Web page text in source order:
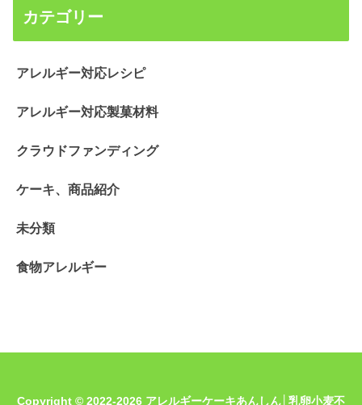
カテゴリー
アレルギー対応レシピ
アレルギー対応製菓材料
クラウドファンディング
ケーキ、商品紹介
未分類
食物アレルギー
Copyright © 2022-2026 アレルギーケーキあんしん│乳卵小麦不